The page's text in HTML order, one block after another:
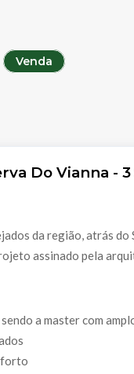
Venda
Do Vianna -
da região, atrás
assinado pela
a master com